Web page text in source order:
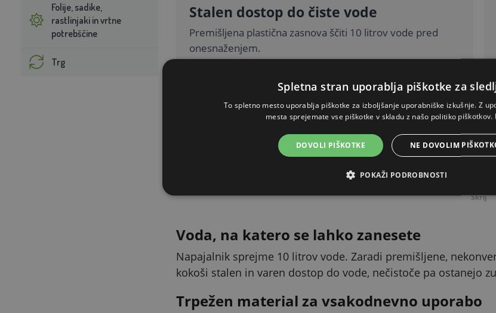
Folije, sadike,
rastlinjaki in vrtne
potrebščine
Trg
Stalen dostop do čiste vode
Premišljena plastična zasnova ščiti 10 litrov vode pred
onesnaženjem.
Pripravljen na zimo in nadzor
Z grelcem in senzorjem SmartCoop voda ne zmrzuje, nivo
pa spremljate v realnem času.
Skrij
Voda, na katero se lahko zanesete
Napajalnik sprejme 10 litrov vode. Zaradi premišljene,
kokoši stalen in varen dostop do vode, nečistoče pa ostanejo
Trpežen material za vsakodnevno uporabo
Spletna stran uporablja piškotke za
To spletno mesto uporablja piškotke za izboljšanje uporabniške izkušnje. Z
mesta sprejemate vse piškotke v skladu z našo politiko piškotkov.
DOVOLI PIŠKOTKE NE DOVOLIM
POKAŽI PODROBNOSTI